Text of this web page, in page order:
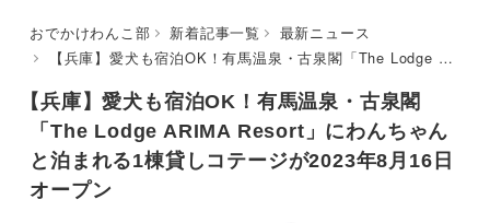
おでかけわんこ部 新着記事一覧
最新ニュース
【兵庫】愛犬も宿泊OK！有馬温泉・古泉閣「The Lodge ARIMA Resort」にわんちゃんと泊まれる1棟貸しコテージが2023年8月16日オープン
【兵庫】愛犬も宿泊OK！有馬温泉・古泉閣
「The Lodge ARIMA Resort」にわんちゃん
と泊まれる1棟貸しコテージが2023年8月16日
オープン